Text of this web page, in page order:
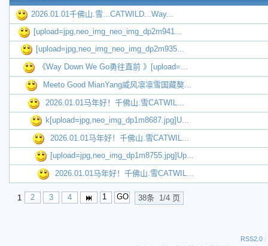
2026.01.01千佛山.雪...CATWILD...Way...
[upload=jpg,neo_img_neo_img_dp2m941...
[upload=jpg,neo_img_neo_img_dp2m935...
《Way Down We Go勇往直前 》[upload=...
Meeto Good MianYang威风凛凛雪国藏獒...
2026.01.01马年好！千佛山.雪CATWIL...
k[upload=jpg,neo_img_dp1m8687.jpg]U...
2026.01.01马年好！千佛山.雪CATWIL...
[upload=jpg,neo_img_dp1m8755.jpg]Up...
2026.01.01马年好！千佛山.雪CATWIL...
1 2 3 4 38条 1/4 页
RSS2.0 |